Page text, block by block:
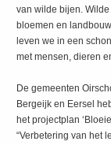
van wilde bijen.
bloemen en
leven we in een
met mensen, dieren
De gemeenten
Bergeijk en Eersel
het projectplan
“Verbetering van het